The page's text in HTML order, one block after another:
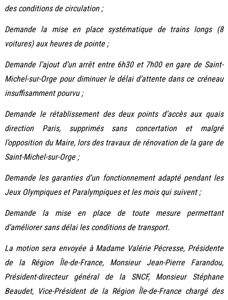
des conditions de circulation ;
Demande la mise en place systématique de trains longs (8
voitures) aux heures de pointe ;
Demande l’ajout d’un arrêt entre 6h30 et 7h00 en gare de Saint-
Michel-sur-Orge pour diminuer le délai d’attente dans ce créneau
insuffisamment pourvu ;
Demande le rétablissement des deux points d’accès aux quais
direction Paris, supprimés sans concertation et malgré
l’opposition du Maire, lors des travaux de rénovation de la gare de
Saint-Michel-sur-Orge ;
Demande les garanties d’un fonctionnement adapté pendant les
Jeux Olympiques et Paralympiques et les mois qui suivent ;
Demande la mise en place de toute mesure permettant
d’améliorer sans délai les conditions de transport.
La motion sera envoyée à Madame Valérie Pécresse, Présidente
de la Région Île-de-France, Monsieur Jean-Pierre Farandou,
Président-directeur général de la SNCF, Monsieur Stéphane
Beaudet, Vice-Président de la Région Île-de-France chargé des